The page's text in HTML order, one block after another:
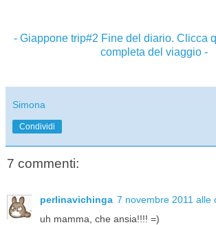
- Giappone trip#2 Fine del diario. Clicca
completa del viaggio -
Simona
Condividi
7 commenti:
perlinavichinga 7 novembre 2011 alle
uh mamma, che ansia!!!! =)